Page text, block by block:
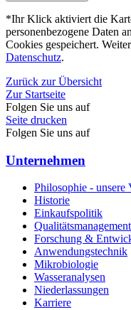
*Ihr Klick aktiviert die
personenbezogene Daten
Cookies gespeichert.
Datenschutz.
Zurück zur Übersicht
Zur Startseite
Folgen Sie uns auf
Seite drucken
Folgen Sie uns auf
Unternehmen
Philosophie - unsere
Historie
Einkaufspolitik
Qualitätsmanagement
Forschung &
Anwendungstechnik
Mikrobiologie
Wasseranalysen
Niederlassungen
Karriere